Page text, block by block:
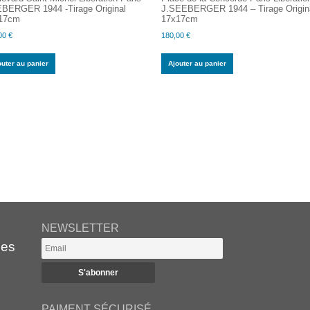
1944 -Tirage Original
€
au panier
J.SEEBERGER 1944 – Tirage
17x17cm
180,00€
Ajouter au panier
NEWSLETTER